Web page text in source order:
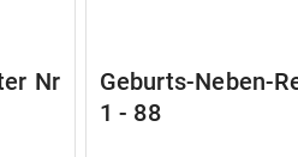
Nr
Geburts-Neben-
1 - 88